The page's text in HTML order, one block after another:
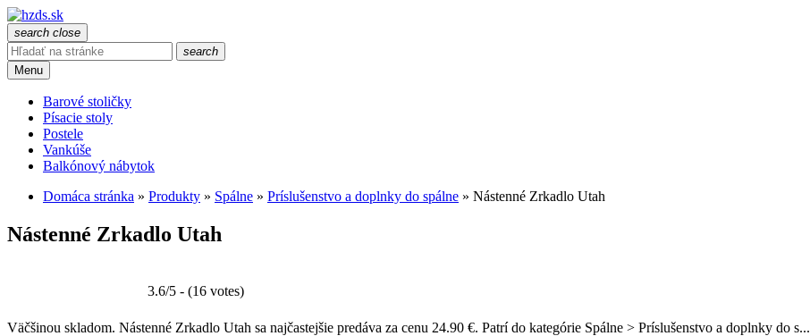
search close
search
Menu
Barové stoličky
Písacie stoly
Postele
Vankúše
Balkónový nábytok
Domáca stránka » Produkty » Spálne » Príslušenstvo a doplnky do spálne » Nástenné Zrkadlo Utah
Nástenné Zrkadlo Utah
3.6/5 - (16 votes)
Väčšinou skladom. Nástenné Zrkadlo Utah sa najčastejšie predáva za cenu 24.90 €. Patrí do kategórie Spálne > Príslušenstvo a doplnky do s...